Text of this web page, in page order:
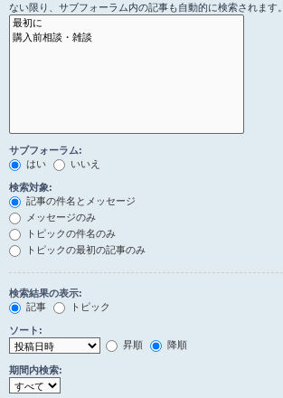
ない限り、サブフォーラム内の記事も自動的に検索されます。
サブフォーラム:
はい
いいえ
検索対象:
記事の件名とメッセージ
メッセージのみ
トピックの件名のみ
トピックの最初の記事のみ
検索結果の表示:
記事
トピック
ソート:
昇順
降順
期間内検索: